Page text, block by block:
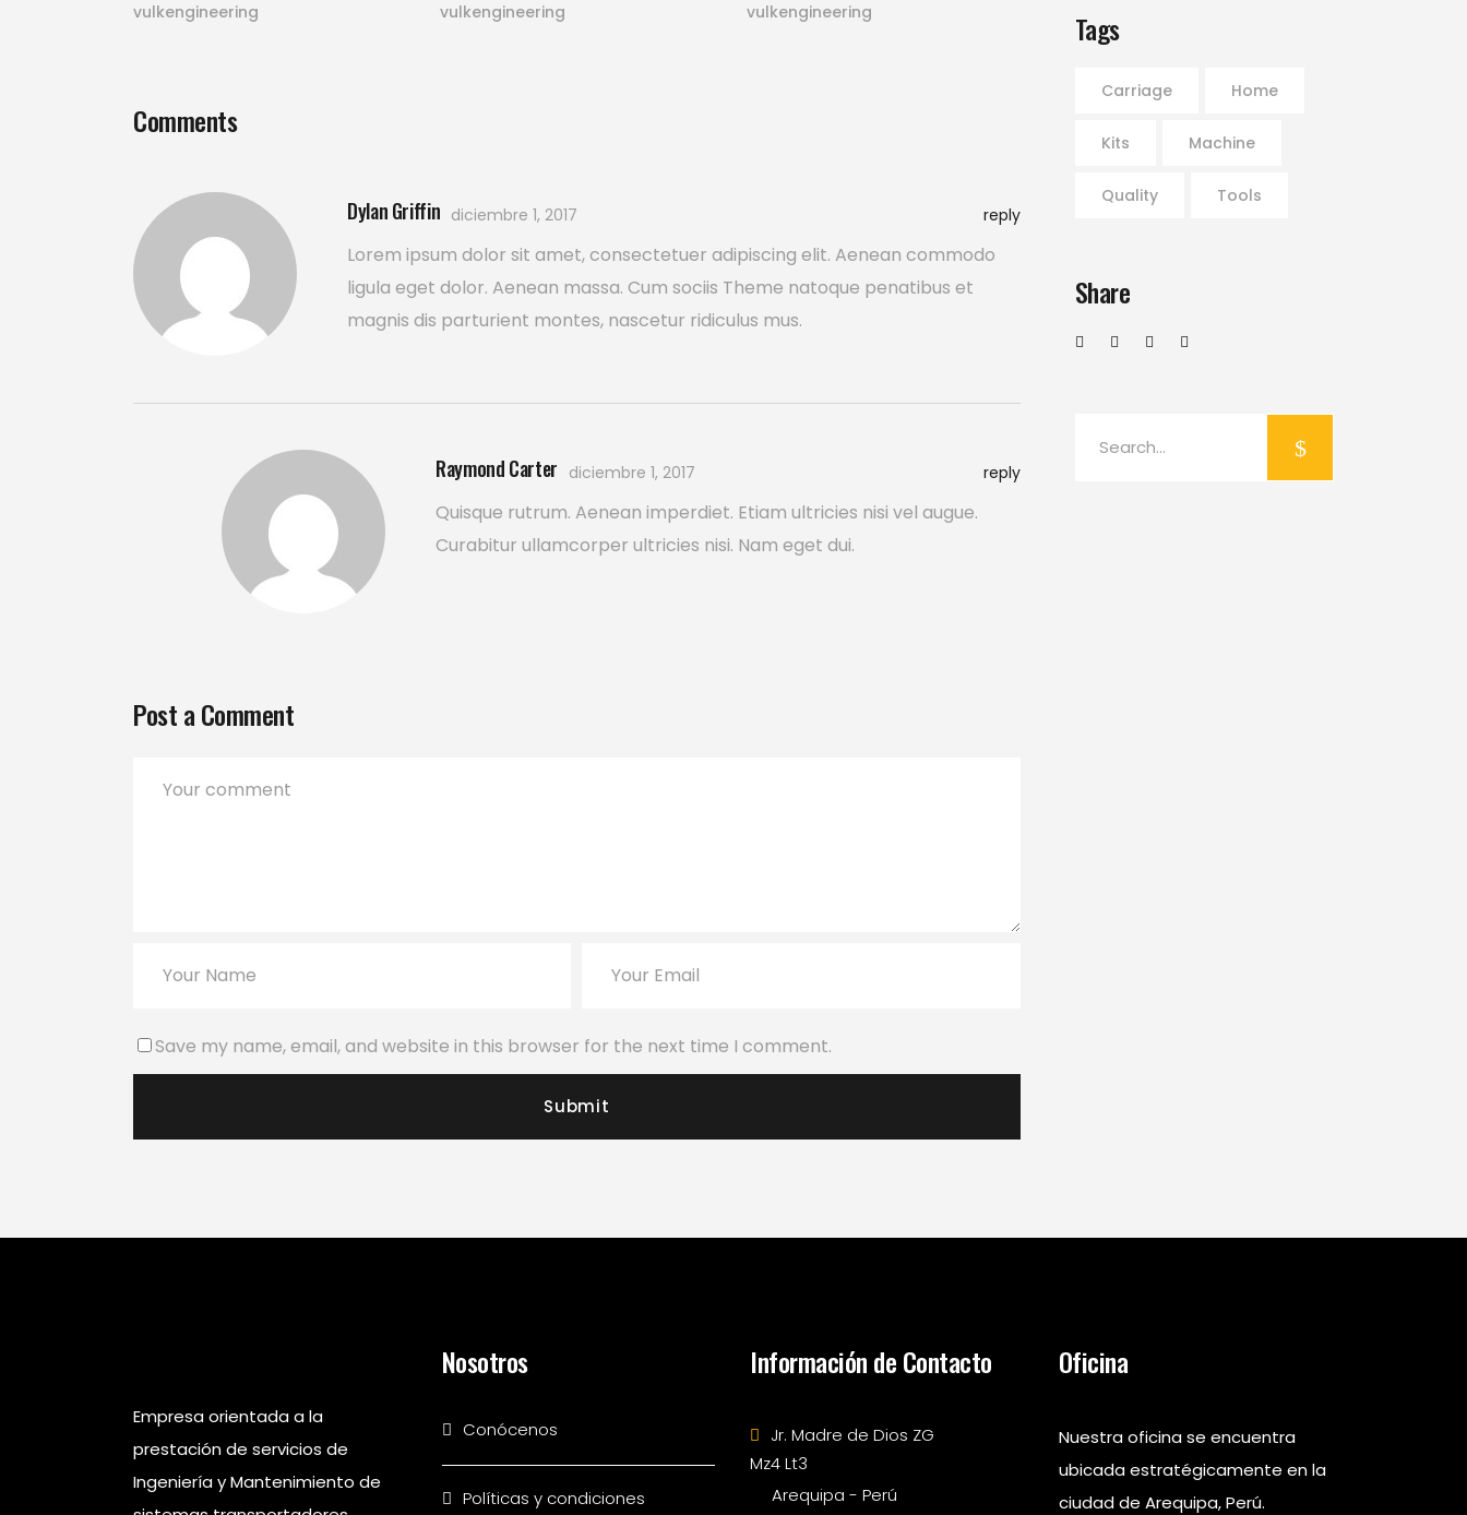
vulkengineering
vulkengineering
vulkengineering
Comments
Dylan Griffin diciembre 1, 2017 reply
Lorem ipsum dolor sit amet, consectetuer adipiscing elit. Aenean commodo
ligula eget dolor. Aenean massa. Cum sociis Theme natoque penatibus et
magnis dis parturient montes, nascetur ridiculus mus.
Raymond Carter diciembre 1, 2017 reply
Quisque rutrum. Aenean imperdiet. Etiam ultricies nisi vel augue.
Curabitur ullamcorper ultricies nisi. Nam eget dui.
Post a Comment
Save my name, email, and website in this browser for the next time I comment.
Tags
Carriage Home
Kits Machine
Quality Tools
Share
for:
Empresa orientada a la
prestación de servicios de
Ingeniería y Mantenimiento de
Nosotros
Conócenos
Políticas y condiciones
Información de Contacto
Jr. Madre de Dios ZG
Mz4 Lt3
Arequipa - Perú
Oficina
Nuestra oficina se encuentra
ubicada estratégicamente en la
ciudad de Arequipa, Perú.